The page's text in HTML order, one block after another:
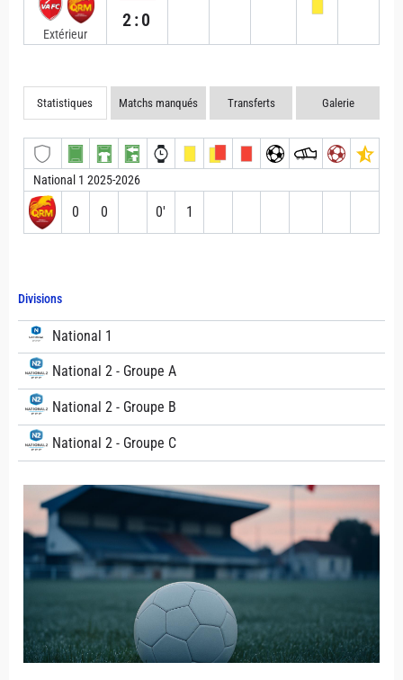
Divisions
National 1
National 2 - Groupe A
National 2 - Groupe B
National 2 - Groupe C
Extérieur
2:0
Statistiques Matchs manqués Transferts Galerie
National 1 2025-2026
0 0 0′ 1